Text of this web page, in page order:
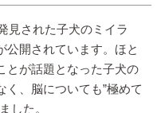
見された子犬のミイラ
公開されています。ほと
とが話題となった子犬の
く、脳についても”極めて
した。